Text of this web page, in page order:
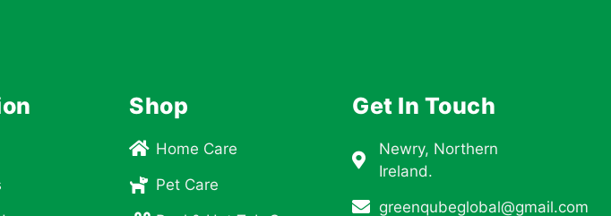
Shop
Home Care
Pet Care
Get In Touch
Newry, Northern
Ireland.
greenqubeglobal@gmail.com